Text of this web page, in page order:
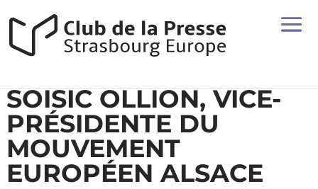
SOISIC OLLION, VICE-
PRÉSIDENTE DU
MOUVEMENT
EUROPÉEN ALSACE